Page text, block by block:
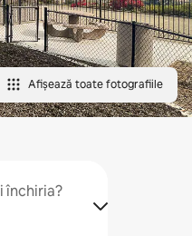
Afișează toate fotografiile
închiria?